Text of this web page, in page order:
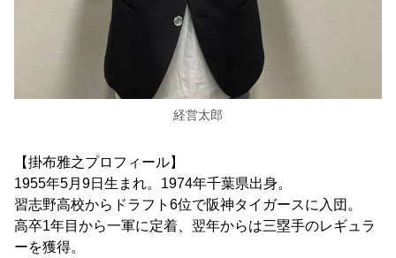
経営太郎
【掛布雅之プロフィール】
1955年5月9日生まれ。1974年千葉県出身。
習志野高校からドラフト6位で阪神タイガースに入団。
高卒1年目から一軍に定着、翌年からは三塁手のレギュラ
ーを獲得。